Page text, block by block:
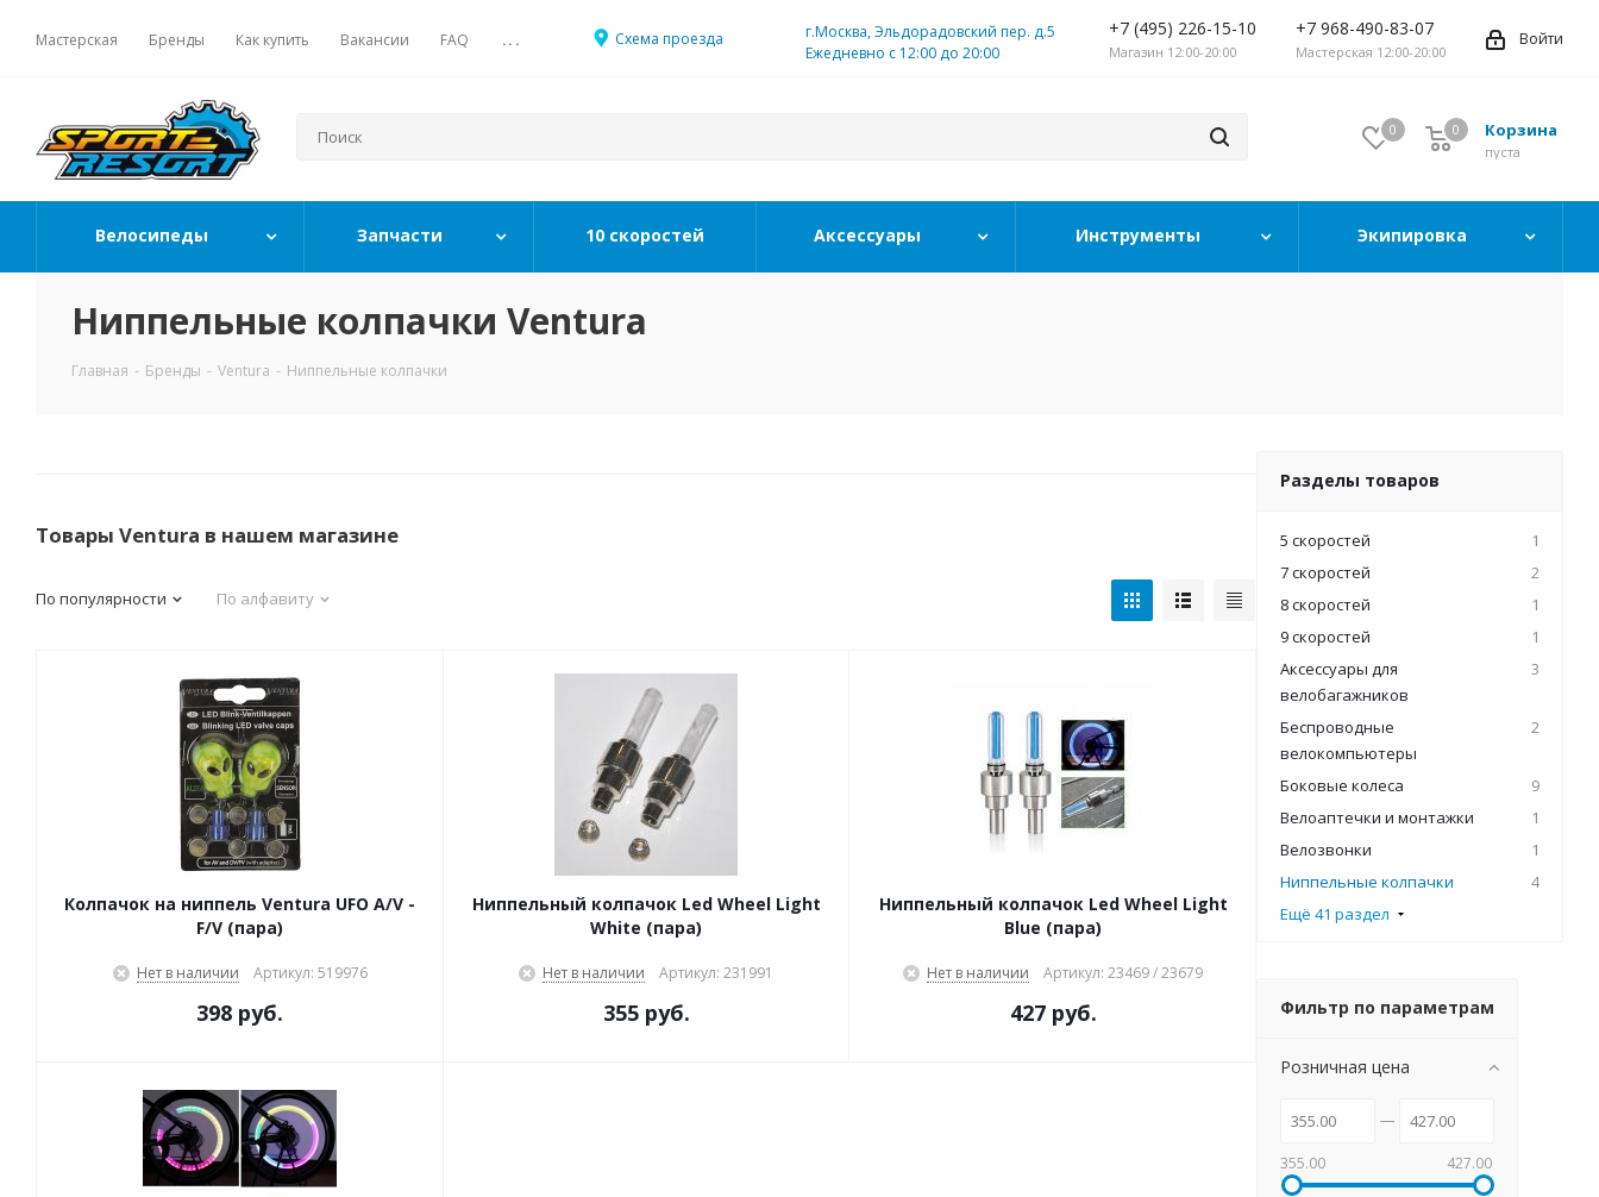
Мастерская Бренды Как купить Вакансии FAQ ... Схема проезда
г.Москва, Эльдорадовский пер. д.5
Ежедневно с 12:00 до 20:00
+7 (495) 226-15-10
Магазин 12:00-20:00
+7 968-490-83-07
Мастерская 12:00-20:00
Войти
0 Корзина
0
пуста
0
Велосипеды Запчасти 10 скоростей Аксессуары Инструменты Экипировка
Ниппельные колпачки Ventura
Главная - Бренды - Ventura - Ниппельные колпачки
Товары Ventura в нашем магазине
По популярности По алфавиту
Колпачок на ниппель Ventura UFO A/V -
F/V (пара)
Нет в наличии Артикул: 519976
398 руб.
Ниппельный колпачок Led Wheel Light
White (пара)
Нет в наличии Артикул: 231991
355 руб.
Ниппельный колпачок Led Wheel Light
Blue (пара)
Нет в наличии Артикул: 23469 / 23679
427 руб.
Разделы товаров
5 скоростей
1
7 скоростей
2
8 скоростей
1
9 скоростей
1
Аксессуары для
велобагажников
3
Беспроводные
велокомпьютеры
2
Боковые колеса
9
Велоаптечки и монтажки
1
Велозвонки
1
Ниппельные колпачки
4
Ещё 41 раздел
Фильтр по параметрам
Розничная цена
355.00 427.00